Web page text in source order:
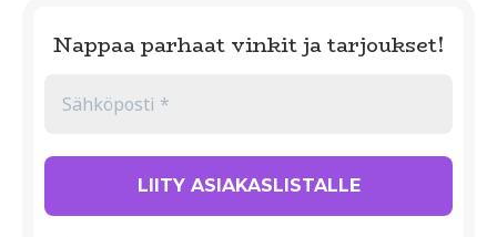
Nappaa parhaat vinkit ja tarjoukset!